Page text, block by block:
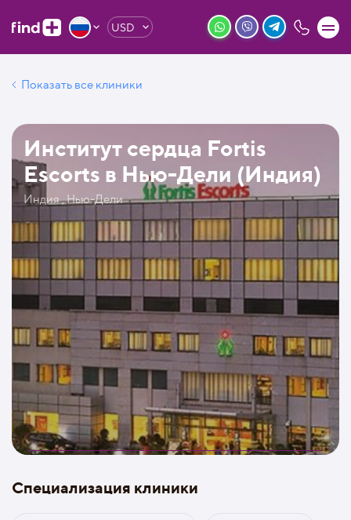
USD
Показать все клиники
Институт сердца Fortis
Escorts в Нью-Дели (Индия)
Индия , Нью-Дели
Специализация клиники